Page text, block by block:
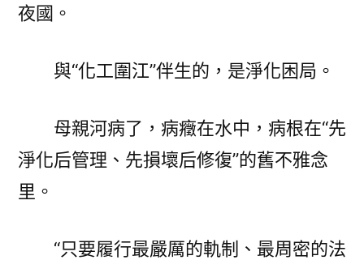
夜國。
與“化工圍江”伴生的，是淨化困局。
母親河病了，病癥在水中，病根在“先
淨化后管理、先損壞后修復”的舊不雅念
里。
“只要履行最嚴厲的軌制、最周密的法